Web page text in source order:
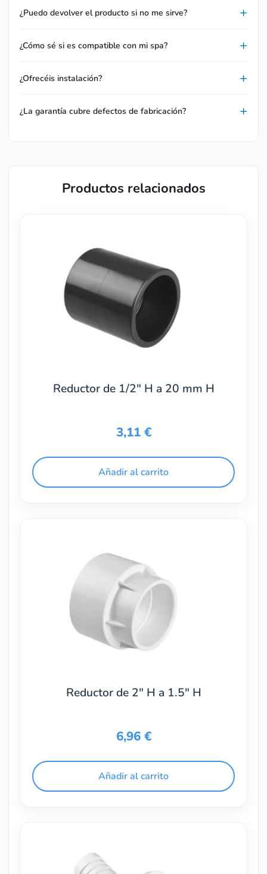
¿Puedo devolver el producto si no me sirve?
¿Cómo sé si es compatible con mi spa?
¿Ofrecéis instalación?
¿La garantía cubre defectos de fabricación?
Productos relacionados
Reductor de 1/2″ H a 20 mm H
3,11 €
Añadir al carrito
Reductor de 2″ H a 1.5″ H
6,96 €
Añadir al carrito